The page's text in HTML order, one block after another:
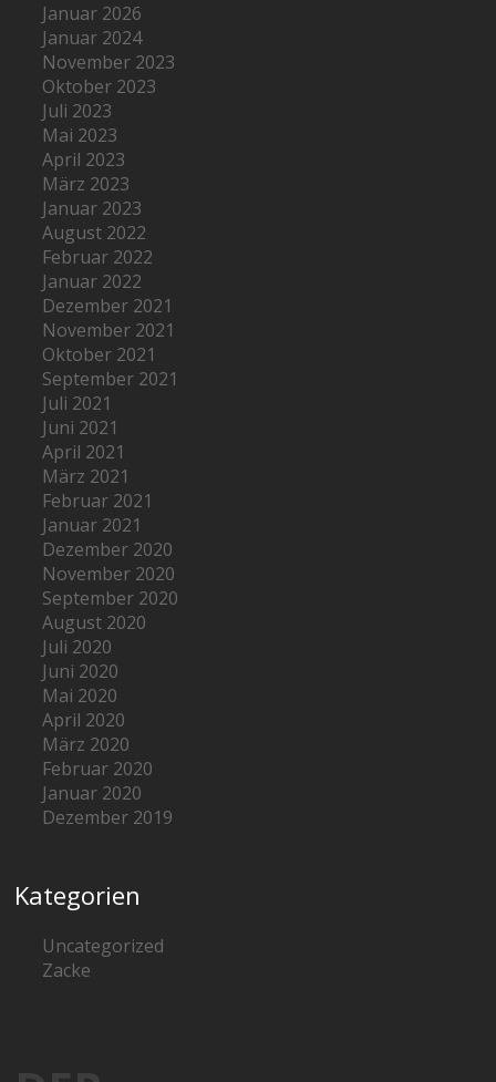
Januar 2026
Januar 2024
November 2023
Oktober 2023
Juli 2023
Mai 2023
April 2023
März 2023
Januar 2023
August 2022
Februar 2022
Januar 2022
Dezember 2021
November 2021
Oktober 2021
September 2021
Juli 2021
Juni 2021
April 2021
März 2021
Februar 2021
Januar 2021
Dezember 2020
November 2020
September 2020
August 2020
Juli 2020
Juni 2020
Mai 2020
April 2020
März 2020
Februar 2020
Januar 2020
Dezember 2019
Kategorien
Uncategorized
Zacke